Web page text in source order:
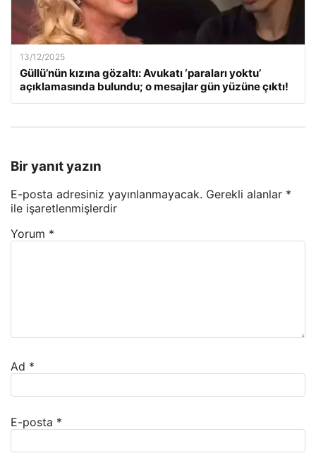
13/12/2025
Güllü’nün kızına gözaltı: Avukatı ‘paraları yoktu’
açıklamasında bulundu; o mesajlar gün yüzüne çıktı!
Bir yanıt yazın
E-posta adresiniz yayınlanmayacak. Gerekli alanlar *
ile işaretlenmişlerdir
Yorum *
Ad *
E-posta *